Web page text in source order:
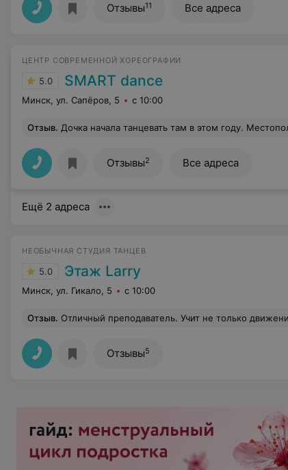
Отзывы11 Все адреса
ЦЕНТР СОВРЕМЕННОЙ ХОРЕОГРАФИИ
5.0 SMART dance
Минск, ул. Сапёров, 5 с 10:00
Отзыв. Дочка начала танцевать там в этом году. Местоположение очень удобное, не надо далеео ездить, да и искать сам филиал тоже не нужно, т.к. он находитсч близко от метро. Все учителя там очень добрые. Никогда не кричат, иногда подшучивают над учениками. Само место опрятное. Есть 3 раздевалки, туалет, примерно 5
Отзывы2 Все адреса
Ещё 2 адреса
НЕОБЫЧНАЯ СТУДИЯ ТАНЦЕВ
5.0 Этаж Larry
Минск, ул. Гикало, 5 с 10:00
Отзыв. Отличный преподаватель. Учит не только движениям, но и направляет, помогает чувствовать
Отзывы5